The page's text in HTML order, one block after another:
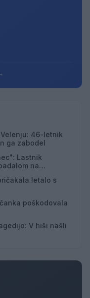
46-letnik
ga zabodel
Lastnik
na
letalo s
poškodovala
V hiši našli